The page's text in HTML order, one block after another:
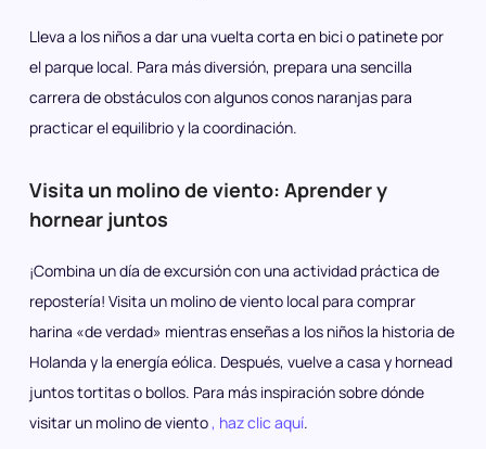
Lleva a los niños a dar una vuelta corta en bici o patinete por
el parque local. Para más diversión, prepara una sencilla
carrera de obstáculos con algunos conos naranjas para
practicar el equilibrio y la coordinación.
Visita un molino de viento: Aprender y
hornear juntos
¡Combina un día de excursión con una actividad práctica de
repostería! Visita un molino de viento local para comprar
harina «de verdad» mientras enseñas a los niños la historia de
Holanda y la energía eólica. Después, vuelve a casa y hornead
juntos tortitas o bollos. Para más inspiración sobre dónde
visitar un molino de viento, haz clic aquí.